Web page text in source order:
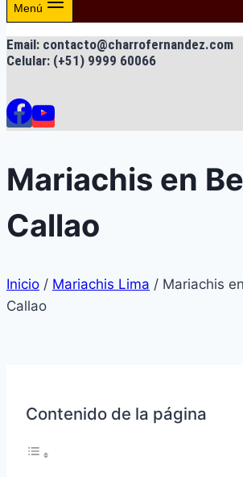
Menú
Email: contacto@charrofernandez.com
Celular: (+51) 9999 60066
Mariachis en
Callao
Inicio / Mariachis Lima / Mariachis
Callao
Contenido de la página